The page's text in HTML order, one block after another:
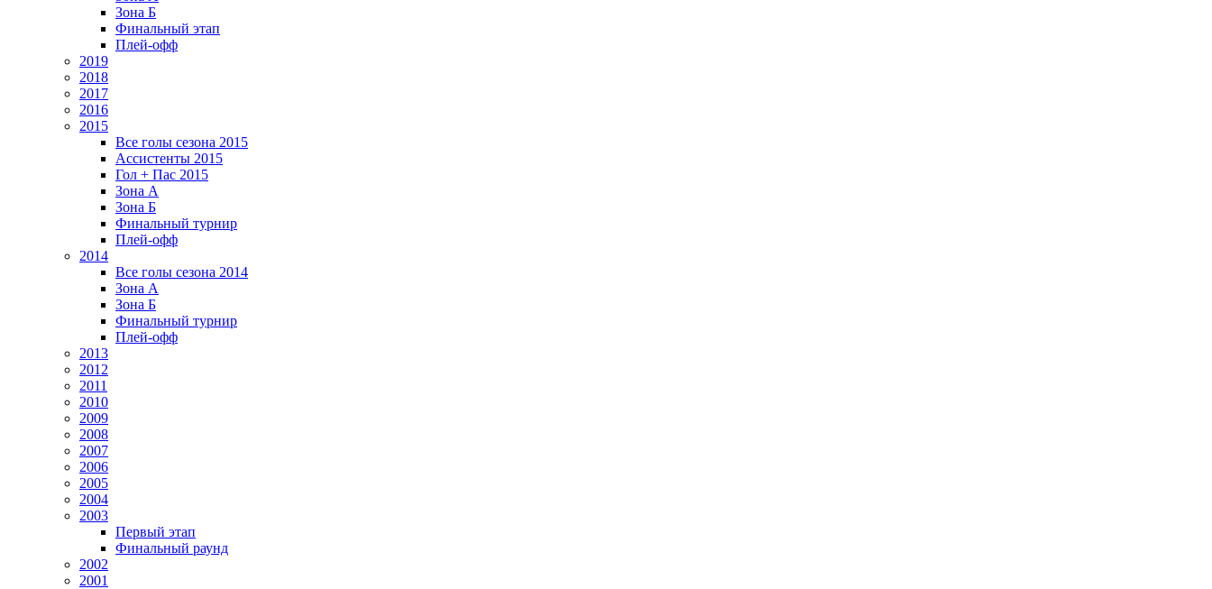
Зона Б
Финальный этап
Плей-офф
2019
2018
2017
2016
2015
Все голы сезона 2015
Ассистенты 2015
Гол + Пас 2015
Зона А
Зона Б
Финальный турнир
Плей-офф
2014
Все голы сезона 2014
Зона А
Зона Б
Финальный турнир
Плей-офф
2013
2012
2011
2010
2009
2008
2007
2006
2005
2004
2003
Первый этап
Финальный раунд
2002
2001